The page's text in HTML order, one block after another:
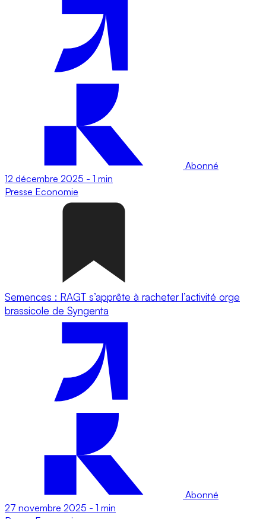
Abonné
12 décembre 2025 - 1 min
Presse Economie
Semences : RAGT s’apprête à racheter l’activité orge
brassicole de Syngenta
Abonné
27 novembre 2025 - 1 min